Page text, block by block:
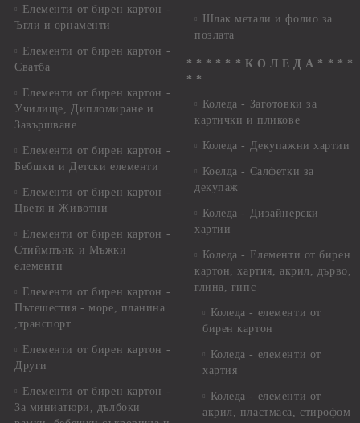
Елементи от бирен картон -
Ъгли и орнаменти
Елементи от бирен картон -
Сватба
Елементи от бирен картон -
Училище, Дипломиране и
Завършване
Елементи от бирен картон -
Бебшки и Детски елементи
Елементи от бирен картон -
Цветя и Животни
Елементи от бирен картон -
Стиймпънк и Мъжки
елементи
Елементи от бирен картон -
Пътешестия - море, планина
,транспорт
Елементи от бирен картон -
Други
Елементи от бирен картон -
За миниатюри, дълбоки
Шлак метали и фолио за
позлата
* * * * * * К О Л Е Д А * * * *
* *
Коледа - Заготовки за
картички и пликове
Коледа - Декупажни хартии
Коелда - Салфетки за
декупаж
Коледа - Дизайнерски
хартии
Коледа - Eлементи от бирен
картон, хартия, акрил, дърво,
глина, гипс
Коледа - елементи от
бирен картон
Коледа - елементи от
хартия
Коледа - елементи от
акрил, пластмаса, стирофом